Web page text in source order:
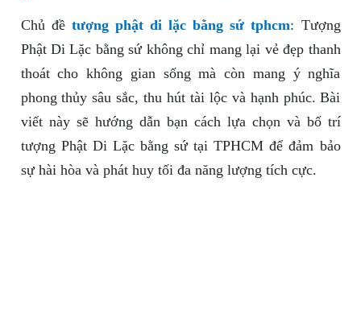
Chủ đề tượng phật di lặc bằng sứ tphcm: Tượng
Phật Di Lặc bằng sứ không chỉ mang lại vẻ đẹp thanh
thoát cho không gian sống mà còn mang ý nghĩa
phong thủy sâu sắc, thu hút tài lộc và hạnh phúc. Bài
viết này sẽ hướng dẫn bạn cách lựa chọn và bố trí
tượng Phật Di Lặc bằng sứ tại TPHCM để đảm bảo
sự hài hòa và phát huy tối đa năng lượng tích cực.